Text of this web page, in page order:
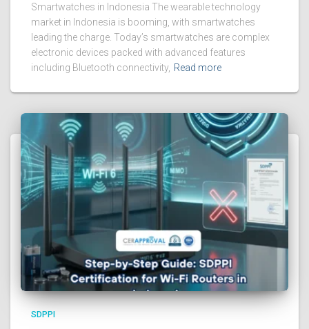
Smartwatches in Indonesia The wearable technology
market in Indonesia is booming, with smartwatches
leading the charge. Today’s smartwatches are complex
electronic devices packed with advanced features
including Bluetooth connectivity, Read more
SDPPI